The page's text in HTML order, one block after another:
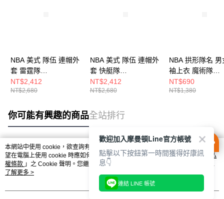
NBA 美式 隊伍 連帽外
套 雷霆隊
3555140111
NT$2,412
NT$2,680
NBA 美式 隊伍 連帽外
套 快艇隊
3555140380
NT$2,412
NT$2,680
NBA 拱形隊名 男
袖上衣 魔術隊
3625113020
NT$690
NT$1,380
你可能有興趣的商品全站排行
熱門標籤
本網站中使用 cookie，欲查詢有關本網站使用 cookie 方式之詳情，及若您不希
望在電腦上使用 cookie 時應如何變更電腦的 cookie 設定，請參閱本網站「
隱私
權條款 」之 Cookie 聲明。您繼續使用本網站即表示您同意本公司得按本網站使
用條款之 Cookie 聲明使用 cookie。
了解更多 >
歡迎加入摩曼頓Line官方帳號
點擊以下按鈕第一時間獲得好康訊
息👇
連結 LINE 帳號